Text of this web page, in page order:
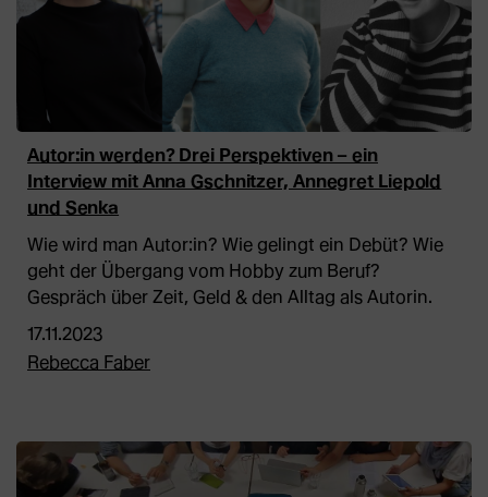
Autor:in werden? Drei Perspektiven – ein
Interview mit Anna Gschnitzer, Annegret Liepold
und Senka
Wie wird man Autor:in? Wie gelingt ein Debüt? Wie
geht der Übergang vom Hobby zum Beruf?
Gespräch über Zeit, Geld & den Alltag als Autorin.
17.11.2023
Rebecca Faber